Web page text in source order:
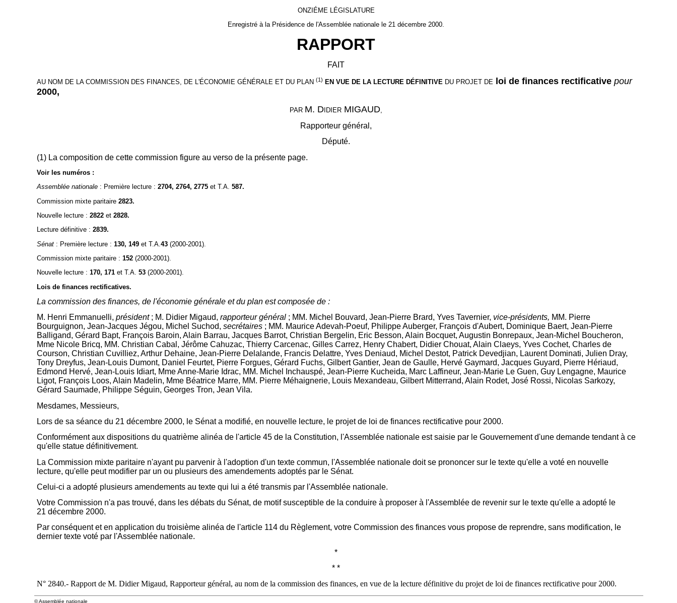
ONZIÉME LÉGISLATURE
Enregistré à la Présidence de l'Assemblée nationale le 21 décembre 2000.
RAPPORT
FAIT
AU NOM DE LA COMMISSION DES FINANCES, DE L'ÉCONOMIE GÉNÉRALE ET DU PLAN (1) EN VUE DE LA LECTURE DÉFINITIVE DU PROJET DE loi de finances rectificative pour
2000,
PAR M. DIDIER MIGAUD
Rapporteur général,
Député.
(1) La composition de cette commission figure au verso de la présente page.
Voir les numéros :
Assemblée nationale : Première lecture : 2704, 2764, 2775et T.A. 587.
Commission mixte paritaire 2823.
Nouvelle lecture : 2822 et2828.
Lecture définitive : 2839.
Sénat: Première lecture : 130, 149et T.A. 43(2000-2001).
Commission mixte paritaire : 152(2000-2001).
Nouvelle lecture : 170, 171 et T.A. 53 (2000-2001).
Lois de finances rectificatives.
La commission des finances, de l'économie générale et du plan est composée de :
M. Henri Emmanuelli, président; M. Didier Migaud, rapporteur général; MM. Michel Bouvard, Jean-Pierre Brard, Yves Tavernier, vice-présidents, MM. Pierre
Bourguignon, Jean-Jacques Jégou, Michel Suchod, secrétaires; MM. Maurice Adevah-Poeuf, Philippe Auberger, François d'Aubert, Dominique Baert, Jean-Pierre
Balligand, Gérard Bapt, François Baroin, Alain Barrau, Jacques Barrot, Christian Bergelin, Eric Besson, Alain Bocquet, Augustin Bonrepaux, Jean-Michel Boucheron,
Mme Nicole Bricq, MM. Christian Cabal, Jérôme Cahuzac, Thierry Carcenac, Gilles Carrez, Henry Chabert, Didier Chouat, Alain Claeys, Yves Cochet, Charles de
Courson, Christian Cuvilliez, Arthur Dehaine, Jean-Pierre Delalande, Francis Delattre, Yves Deniaud, Michel Destot, Patrick Devedjian, Laurent Dominati, Julien Dray,
Tony Dreyfus, Jean-Louis Dumont, Daniel Feurtet, Pierre Forgues, Gérard Fuchs, Gilbert Gantier, Jean de Gaulle, Hervé Gaymard, Jacques Guyard, Pierre Hériaud,
Edmond Hervé, Jean-Louis Idiart, Mme Anne-Marie Idrac, MM. Michel Inchauspé, Jean-Pierre Kucheida, Marc Laffineur, Jean-Marie Le Guen, Guy Lengagne, Maurice
Ligot, François Loos, Alain Madelin, Mme Béatrice Marre, MM. Pierre Méhaignerie, Louis Mexandeau, Gilbert Mitterrand, Alain Rodet, José Rossi, Nicolas Sarkozy,
Gérard Saumade, Philippe Séguin, Georges Tron, Jean Vila.
Mesdames, Messieurs,
Lors de sa séance du 21 décembre 2000, le Sénat a modifié, en nouvelle lecture, le projet de loi de finances rectificative pour 2000.
Conformément aux dispositions du quatrième alinéa de l'article 45 de la Constitution, l'Assemblée nationale est saisie par le Gouvernement d'une demande tendant à ce
qu'elle statue définitivement.
La Commission mixte paritaire n'ayant pu parvenir à l'adoption d'un texte commun, l'Assemblée nationale doit se prononcer sur le texte qu'elle a voté en nouvelle
lecture, qu'elle peut modifier par un ou plusieurs des amendements adoptés par le Sénat.
Celui-ci a adopté plusieurs amendements au texte qui lui a été transmis par l'Assemblée nationale.
Votre Commission n'a pas trouvé, dans les débats du Sénat, de motif susceptible de la conduire à proposer à l'Assemblée de revenir sur le texte qu'elle a adopté le
21 décembre 2000.
Par conséquent et en application du troisième alinéa de l'article 114 du Règlement, votre Commission des finances vous propose de reprendre, sans modification, le
dernier texte voté par l'Assemblée nationale.
*
* *
N° 2840.- Rapport de M. Didier Migaud, Rapporteur général, au nom de la commission des finances, en vue de la lecture définitive du projet de loi de finances rectificative pour 2000.
© Assemblée nationale